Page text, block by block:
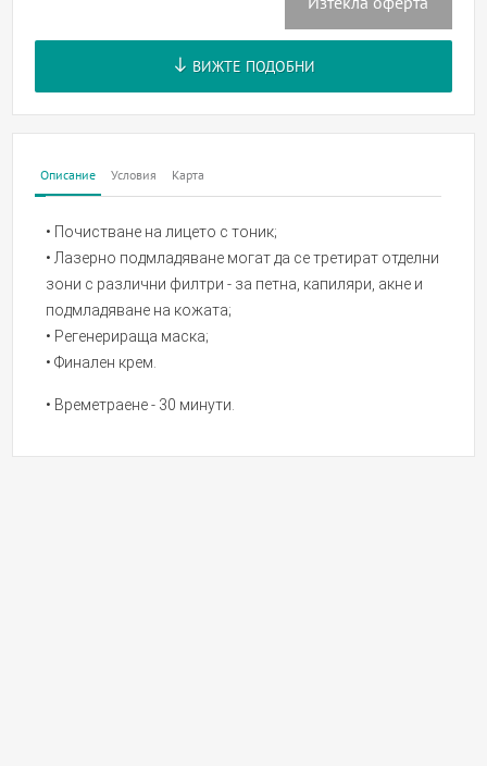
ВИЖТЕ ПОДОБНИ
Описание Условия Карта
• Почистване на лицето с тоник;
• Лазерно подмладяване могат да се третират отделни
зони с различни филтри - за петна, капиляри, акне и
подмладяване на кожата;
• Регенерираща маска;
• Финален крем.
• Времетраене - 30 минути.